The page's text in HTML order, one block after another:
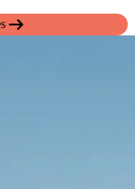
arrow_right_alt